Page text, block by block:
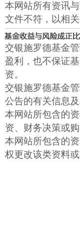
本网站所有资讯
文件不符，以相
交银施罗德基金
盈利，也不保证
资。
交银施罗德基金
公告的有关信息
本网站所包含的
资、财务决策或
本网站所包含的
权更改该类资料或